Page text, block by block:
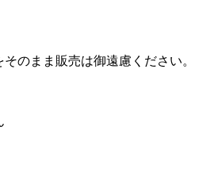
のまま販売は御遠慮ください。